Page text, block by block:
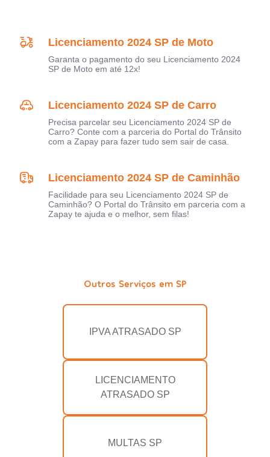
Licenciamento 2024 SP de Moto
Garanta o pagamento do seu Licenciamento 2024
SP de Moto em até 12x!
Licenciamento 2024 SP de Carro
Precisa parcelar seu Licenciamento 2024 SP de
Carro? Conte com a parceria do Portal do Trânsito
com a Zapay para fazer tudo sem sair de casa.
Licenciamento 2024 SP de Caminhão
Facilidade para seu Licenciamento 2024 SP de
Caminhão? O Portal do Trânsito em parceria com a
Zapay te ajuda e o melhor, sem filas!
Outros Serviços em SP
IPVA ATRASADO SP
LICENCIAMENTO
ATRASADO SP
MULTAS SP